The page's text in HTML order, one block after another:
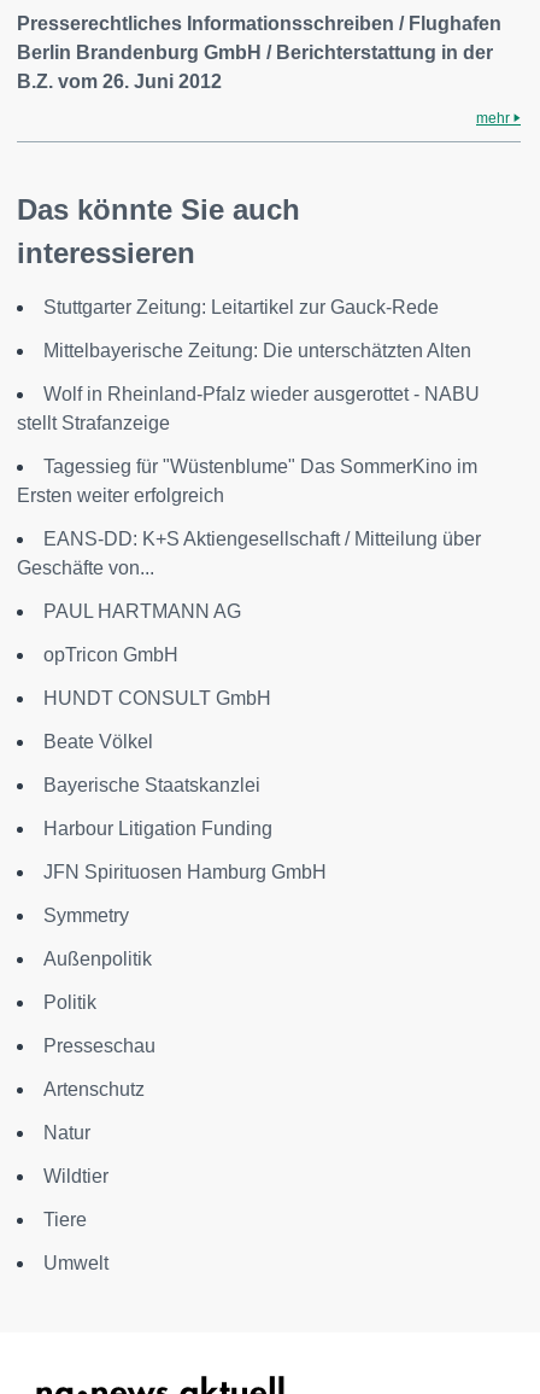
Presserechtliches Informationsschreiben / Flughafen
Berlin Brandenburg GmbH / Berichterstattung in der
B.Z. vom 26. Juni 2012
mehr
Das könnte Sie auch
interessieren
Stuttgarter Zeitung: Leitartikel zur Gauck-Rede
Mittelbayerische Zeitung: Die unterschätzten Alten
Wolf in Rheinland-Pfalz wieder ausgerottet - NABU
stellt Strafanzeige
Tagessieg für "Wüstenblume" Das SommerKino im
Ersten weiter erfolgreich
EANS-DD: K+S Aktiengesellschaft / Mitteilung über
Geschäfte von...
PAUL HARTMANN AG
opTricon GmbH
HUNDT CONSULT GmbH
Beate Völkel
Bayerische Staatskanzlei
Harbour Litigation Funding
JFN Spirituosen Hamburg GmbH
Symmetry
Außenpolitik
Politik
Presseschau
Artenschutz
Natur
Wildtier
Tiere
Umwelt